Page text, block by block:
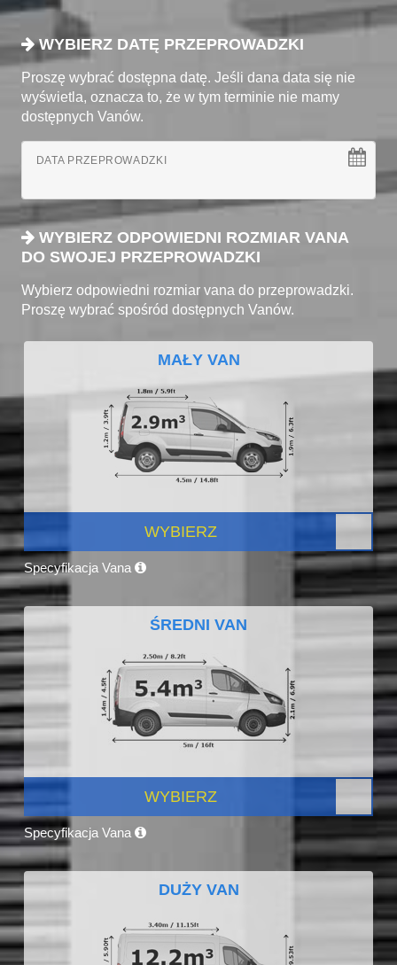
WYBIERZ DATĘ PRZEPROWADZKI
Proszę wybrać dostępna datę. Jeśli dana data się nie
wyświetla, oznacza to, że w tym terminie nie mamy
dostępnych Vanów.
DATA PRZEPROWADZKI
WYBIERZ ODPOWIEDNI ROZMIAR VANA
DO SWOJEJ PRZEPROWADZKI
Wybierz odpowiedni rozmiar vana do przeprowadzki.
Proszę wybrać spośród dostępnych Vanów.
MAŁY VAN
WYBIERZ
Specyfikacja Vana
ŚREDNI VAN
WYBIERZ
Specyfikacja Vana
DUŻY VAN